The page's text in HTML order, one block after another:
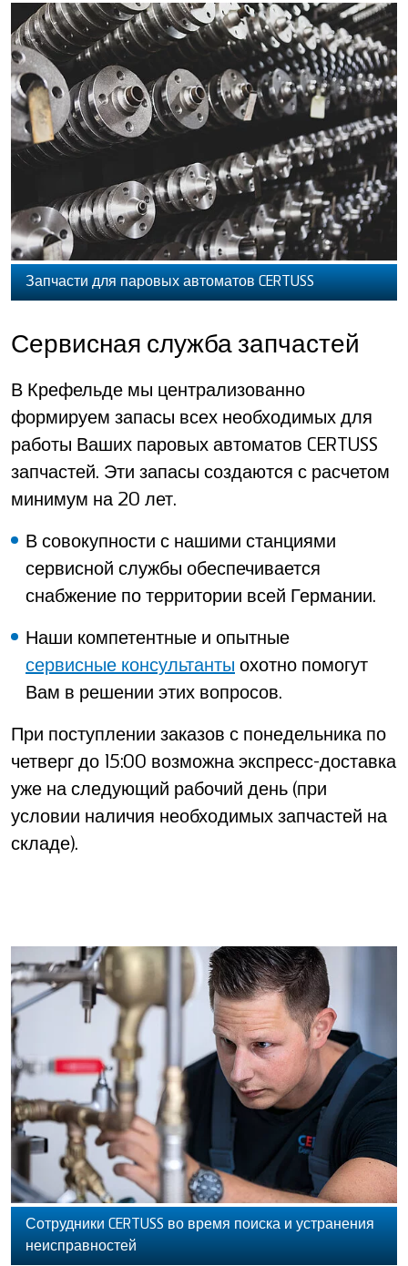
Запчасти для паровых автоматов CERTUSS
Сервисная служба запчастей
В Крефельде мы централизованно
формируем запасы всех необходимых для
работы Ваших паровых автоматов CERTUSS
запчастей. Эти запасы создаются с расчетом
минимум на 20 лет.
В совокупности с нашими станциями
сервисной службы обеспечивается
снабжение по территории всей Германии.
Наши компетентные и опытные
сервисные консультанты охотно помогут
Вам в решении этих вопросов.
При поступлении заказов с понедельника по
четверг до 15:00 возможна экспресс-доставка
уже на следующий рабочий день (при
условии наличия необходимых запчастей на
складе).
Сотрудники CERTUSS во время поиска и устранения
неисправностей